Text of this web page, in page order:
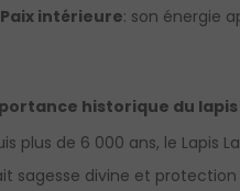
Paix intérieure: son énergie
historique du
plus de 6 000 ans, le Lapis
sagesse divine et protection